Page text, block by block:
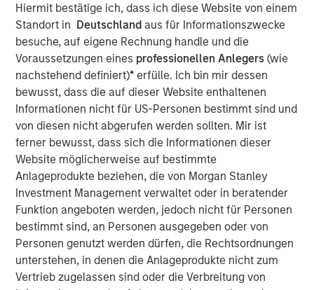
Hiermit bestätige ich, dass ich diese Website von einem
Standort in Deutschland aus für Informationszwecke
besuche, auf eigene Rechnung handle und die
Voraussetzungen eines professionellen Anlegers(wie
nachstehend definiert)* erfülle. Ich bin mir dessen
bewusst, dass die auf dieser Website enthaltenen
Informationen nicht für US-Personen bestimmt sind und
von diesen nicht abgerufen werden sollten. Mir ist
ferner bewusst, dass sich die Informationen dieser
Website möglicherweise auf bestimmte
Anlageprodukte beziehen, die von Morgan Stanley
Investment Management verwaltet oder in beratender
Funktion angeboten werden, jedoch nicht für Personen
bestimmt sind, an Personen ausgegeben oder von
Personen genutzt werden dürfen, die Rechtsordnungen
unterstehen, in denen die Anlageprodukte nicht zum
Vertrieb zugelassen sind oder die Verbreitung von
Partners, IVP, Eden Global and investment funds
managed by Morgan Stanley Tactical Value.
The infusion of new capital will fuel growth of the
company's corporate enterprise business line, which has
doubled in revenue three years in a row as clients have
expanded use of Dataminr's platform across physical
safety & security, reputation risk & crisis management,
business intelligence, and cyber threat detection. The
company will also make further investments in
internationalization, expanding its private and public
sector sales footprint across the Europe and Asia-
Pacific regions to meet the growing global demand for its
product.
"We live in an increasingly unpredictable world, where
Dataminr's unparalleled ability to detect breaking events